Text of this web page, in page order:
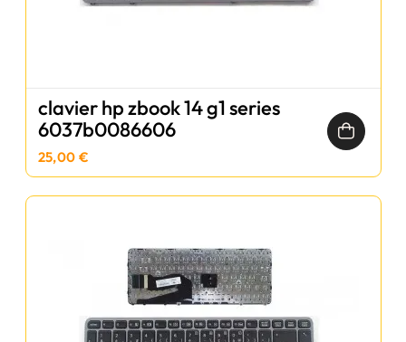
clavier hp zbook 14 g1 series
6037b0086606
25,00 €